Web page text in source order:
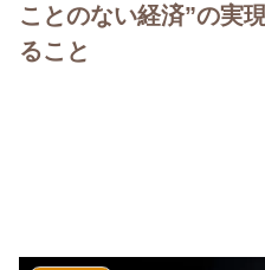
ことのない経済”の実
ること